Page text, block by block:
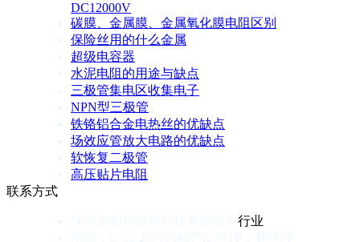
DC12000V
碳膜、金属膜、金属氧化膜电阻区别
保险丝用的什么金属
超级电容器
水泥电阻的用途与缺点
三极管集电区收集电子
NPN型三极管
铁铬铝合金电热丝的优缺点
场效应管放大电路的优缺点
软恢复二极管
高压贴片电阻
联系方式
行业